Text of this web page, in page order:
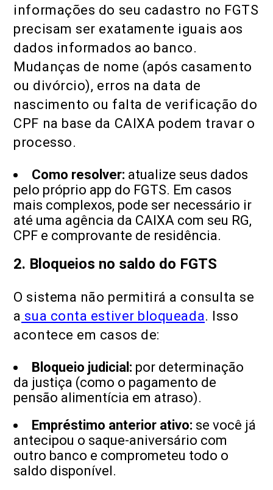
informações do seu cadastro no FGTS
precisam ser exatamente iguais aos
dados informados ao banco.
Mudanças de nome (após casamento
ou divórcio), erros na data de
nascimento ou falta de verificação do
CPF na base da CAIXA podem travar o
processo.
Como resolver: atualize seus dados
pelo próprio app do FGTS. Em casos
mais complexos, pode ser necessário ir
até uma agência da CAIXA com seu RG,
CPF e comprovante de residência.
2. Bloqueios no saldo do FGTS
O sistema não permitirá a consulta se
a sua conta estiver bloqueada. Isso
acontece em casos de:
Bloqueio judicial: por determinação
da justiça (como o pagamento de
pensão alimentícia em atraso).
Empréstimo anterior ativo: se você já
antecipou o saque-aniversário com
outro banco e comprometeu todo o
saldo disponível.